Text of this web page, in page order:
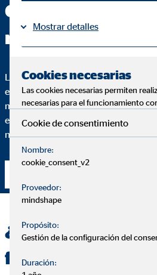
Conmigo tendrás
respuestas que
Lo más importante de un buen
entender cada paso. Para ello, te voy
mínimo detalle de por qué
específica y en qué medida se adapta
necesidades particulares.
¿Quieres una
financiera
Mostrar detalles
Cookies necesarias
Las cookies necesarias permiten
necesarias para el funcionamiento
Cookie de consentimiento
Nombre:
cookie_consent_v2
Proveedor:
mindshape
Propósito:
Gestión de la configuración del
Duración: